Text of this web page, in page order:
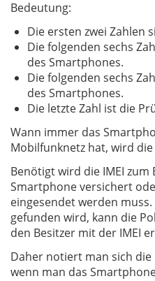
Bedeutung:
Die ersten zwei Zahlen
Die folgenden sechs
des Smartphones.
Die folgenden sechs
des Smartphones.
Die letzte Zahl ist die
Wann immer das
Mobilfunknetz hat, wird
Benötigt wird die IMEI zum
Smartphone versichert
eingesendet werden
gefunden wird, kann die
den Besitzer mit der IMEI
Daher notiert man sich die
wenn man das